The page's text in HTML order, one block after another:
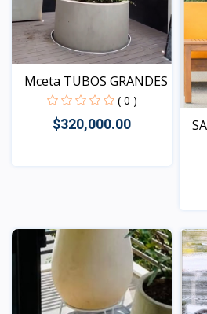
Mceta TUBOS GRANDES
( 0 )
$320,000.00